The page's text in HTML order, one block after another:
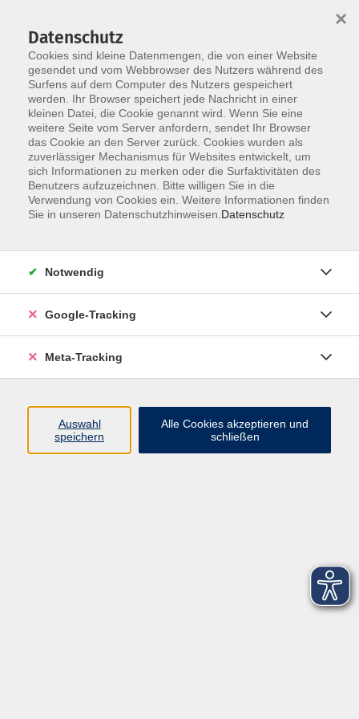
Skip to main content
Der Kurs konnte nicht gefunden werden.
Über uns
Datenschutz
Cookies sind kleine Datenmengen, die von einer Website
gesendet und vom Webbrowser des Nutzers während des
Surfens auf dem Computer des Nutzers gespeichert
werden. Ihr Browser speichert jede Nachricht in einer
kleinen Datei, die Cookie genannt wird. Wenn Sie eine
weitere Seite vom Server anfordern, sendet Ihr Browser
das Cookie an den Server zurück. Cookies wurden als
zuverlässiger Mechanismus für Websites entwickelt, um
sich Informationen zu merken oder die Surfaktivitäten des
Benutzers aufzuzeichnen. Bitte willigen Sie in die
Verwendung von Cookies ein. Weitere Informationen finden
Sie in unseren Datenschutzhinweisen. Datenschutz
×
Notwendig
Google-Tracking
Meta-Tracking
Auswahl
speichern
Alle Cookies akzeptieren und
schließen